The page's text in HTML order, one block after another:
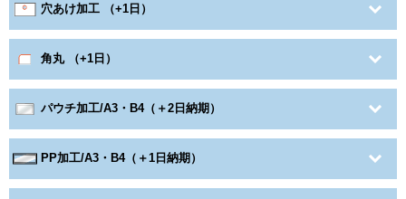
穴あけ加工 （+1日）
角丸 （+1日）
パウチ加工/A3・B4（＋2日納期）
PP加工/A3・B4（＋1日納期）